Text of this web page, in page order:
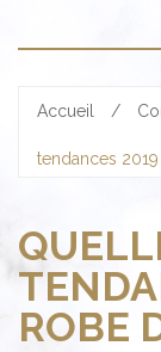
Accueil /
tendances
ROBE